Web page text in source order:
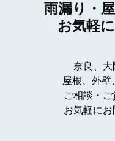
雨漏り・
お気軽
奈良、大
屋根、外壁
ご相談・
お気軽にお